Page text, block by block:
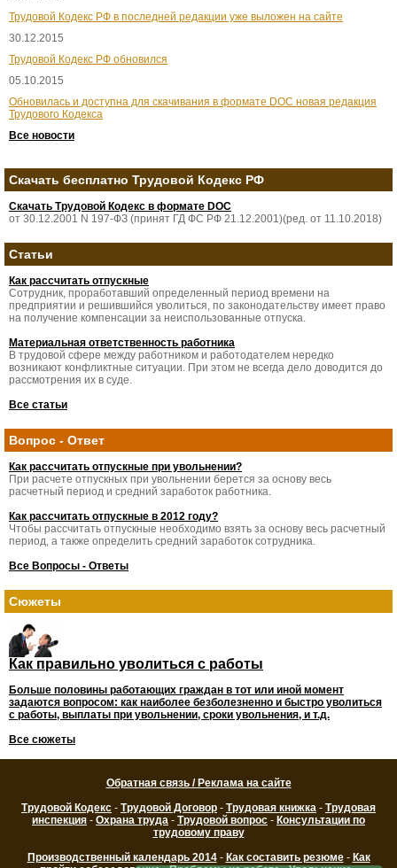
Трудовой Кодекс РФ в последней редакции уже выложен на сайте
30.12.2015
Трудовой Кодекс РФ обновился
05.10.2015
Обновилась и доступна для скачивания в формате DOC новая редакция
Трудового Кодекса
Все новости
Скачать бесплатно Трудовой Кодекс РФ
Скачать Трудовой Кодекс в формате DOC
от 30.12.2001 N 197-ФЗ (принят ГД ФС РФ 21.12.2001)(ред. от 11.10.2018)
Статьи
Как рассчитать отпускные
Сотрудник, проработавший определенный период времени на
предприятии и решившийся уволиться, по законодательству имеет право
на получение компенсации за неиспользованные отпуска.
Материальная ответственность работника
В трудовой сфере между работником и работодателем нередко
возникают конфликтные ситуации. При этом не всегда дело доводится до
рассмотрения их в суде.
Все статьи
Вопрос - Ответ
Как рассчитать отпускные при увольнении?
При расчете отпускных при увольнении берется за основу весь
расчетный период и средний заработок работника.
Как рассчитать отпускные в 2012 году?
Чтобы рассчитать отпускные необходимо взять за основу весь расчетный
период, а также определить средний заработок сотрудника.
Все Вопросы - Ответы
Сюжеты
Как правильно уволиться с работы
Больше половины работающих граждан в тот или иной момент
задаются вопросом: как наиболее безболезненно и быстро уволиться
с работы, выплаты при увольнении, сроки увольнения, и т.д.
Все сюжеты
Обратная связь / Реклама на сайте
Трудовой Кодекс - Трудовой Договор - Трудовая книжка - Трудовая
инспекция - Охрана труда - Трудовой вопрос - Консультации по
трудовому праву
Производственный календарь 2014- Как составить резюме- Как